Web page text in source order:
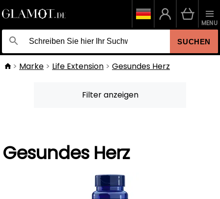
SUCHEN
MENU
Marke Life Extension Gesundes Herz
Filter anzeigen
Gesundes Herz